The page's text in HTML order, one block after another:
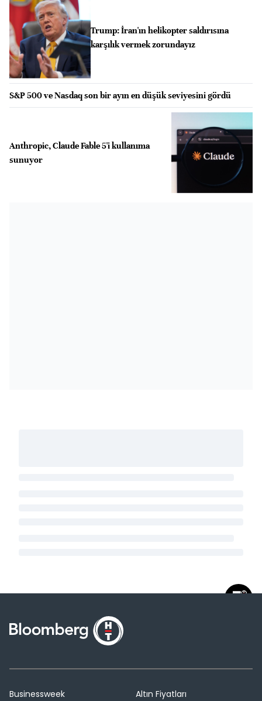
Trump: İran'ın helikopter saldırısına
karşılık vermek zorundayız
S&P 500 ve Nasdaq son bir ayın en düşük seviyesini gördü
Anthropic, Claude Fable 5'i kullanıma
sunuyor
Businessweek
Altın Fiyatları